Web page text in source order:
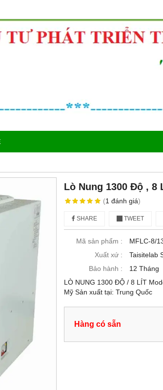
Lò Nung 1300 Độ , 8
(1đánh giá)
SHARE TWEET
Mã sản phẩm :
MFLC-8/
Xuất xứ :
Taisitelab
Bảo hành :
12 Tháng
LÒ NUNG 1300 ĐỘ / 8 LÍT
Mỹ Sản xuất tại: Trung Quốc
Hàng có sẵn